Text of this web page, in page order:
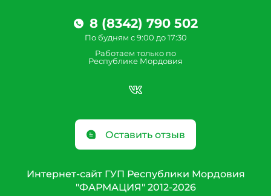
8 (8342) 790 502
По будням с 9:00 до 17:30
Работаем только по
Республике Мордовия
Оставить отзыв
Интернет-сайт ГУП Республики Мордовия
"ФАРМАЦИЯ" 2012-2026